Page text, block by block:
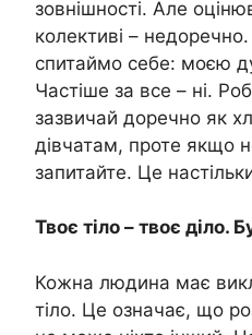
зовнішності. Але
колективі –
спитаймо себе: моєю
Частіше за все – ні.
зазвичай доречно як
дівчатам, проте якщо
запитайте. Це
Твоє тіло – твоє діло.
Кожна людина має
тіло. Це означає, що